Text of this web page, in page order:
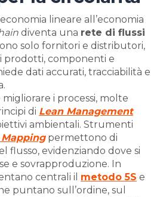
lineare all’economia
diventa una rete di flussi
solo fornitori e distributori,
prodotti, componenti e
dati accurati, tracciabilità e
i processi, molte
di Lean Management
ambientali. Strumenti
permettono di
flusso, evidenziando dove si
e sovrapproduzione. In
centrali il metodo 5S e
puntano sull’ordine, sul